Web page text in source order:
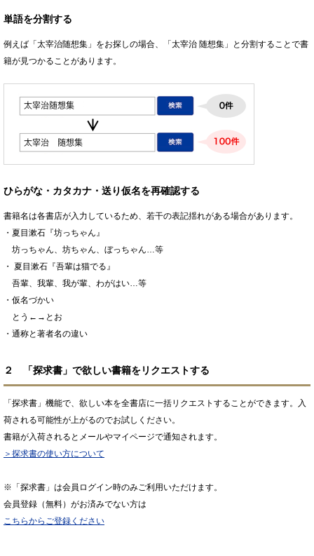
単語を分割する
例えば「太宰治随想集」をお探しの場合、「太宰治 随想集」と分割することで書
籍が見つかることがあります。
ひらがな・カタカナ・送り仮名を再確認する
書籍名は各書店が入力しているため、若干の表記揺れがある場合があります。
・夏目漱石『坊っちゃん』
坊っちゃん、坊ちゃん、ぼっちゃん…等
・ 夏目漱石『吾輩は猫でる』
吾輩、我輩、我が輩、わがはい…等
・仮名づかい
とう←→とお
・通称と著者名の違い
２ 「探求書」で欲しい書籍をリクエストする
「探求書」機能で、欲しい本を全書店に一括リクエストすることができます。入
荷される可能性が上がるのでお試しください。
書籍が入荷されるとメールやマイページで通知されます。
＞探求書の使い方について
※「探求書」は会員ログイン時のみご利用いただけます。
会員登録（無料）がお済みでない方は
こちらからご登録ください